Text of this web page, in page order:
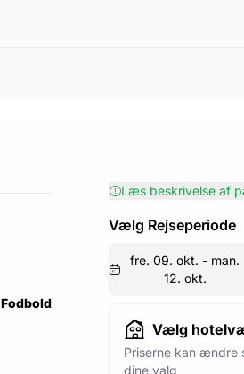
Fodbold
Læs beskrivelse af
Vælg Rejseperiode
fre. 09. okt. - man.
12. okt.
Vælg
Priserne kan ændre
dine valg
Ryanair Online Verification
Email: